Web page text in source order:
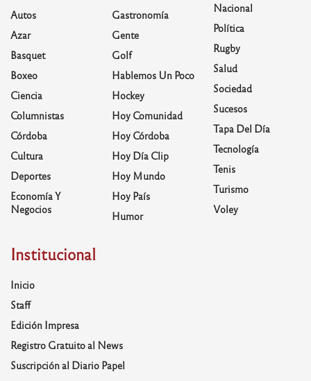
Autos
Azar
Basquet
Boxeo
Ciencia
Columnistas
Córdoba
Cultura
Deportes
Economía Y
Negocios
Gastronomía
Gente
Golf
Hablemos Un Poco
Hockey
Hoy Comunidad
Hoy Córdoba
Hoy Día Clip
Hoy Mundo
Hoy País
Humor
Nacional
Política
Rugby
Salud
Sociedad
Sucesos
Tapa Del Día
Tecnología
Tenis
Turismo
Voley
Institucional
Inicio
Staff
Edición Impresa
Registro Gratuito al News
Suscripción al Diario Papel